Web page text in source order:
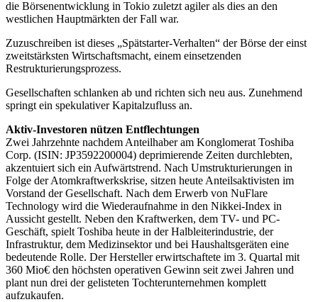
die Börsenentwicklung in Tokio zuletzt agiler als dies an den
westlichen Hauptmärkten der Fall war.
Zuzuschreiben ist dieses „Spätstarter-Verhalten“ der Börse der einst
zweitstärksten Wirtschaftsmacht, einem einsetzenden
Restrukturierungsprozess.
Gesellschaften schlanken ab und richten sich neu aus. Zunehmend
springt ein spekulativer Kapitalzufluss an.
Aktiv-Investoren nützen Entflechtungen
Zwei Jahrzehnte nachdem Anteilhaber am Konglomerat Toshiba
Corp. (ISIN: JP3592200004) deprimierende Zeiten durchlebten,
akzentuiert sich ein Aufwärtstrend. Nach Umstrukturierungen in
Folge der Atomkraftwerkskrise, sitzen heute Anteilsaktivisten im
Vorstand der Gesellschaft. Nach dem Erwerb von NuFlare
Technology wird die Wiederaufnahme in den Nikkei-Index in
Aussicht gestellt. Neben den Kraftwerken, dem TV- und PC-
Geschäft, spielt Toshiba heute in der Halbleiterindustrie, der
Infrastruktur, dem Medizinsektor und bei Haushaltsgeräten eine
bedeutende Rolle. Der Hersteller erwirtschaftete im 3. Quartal mit
360 Mio€ den höchsten operativen Gewinn seit zwei Jahren und
plant nun drei der gelisteten Tochterunternehmen komplett
aufzukaufen.